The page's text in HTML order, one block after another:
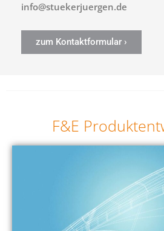
info@stuekerjuergen.de
zum Kontaktformular ›
F&E